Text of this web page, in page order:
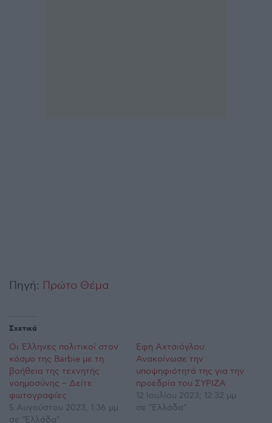
Πηγή: Πρώτο Θέμα
Σχετικά
Οι Έλληνες πολιτικοί στον
κόσμο της Barbie με τη
βοήθεια της τεχνητής
νοημοσύνης – Δείτε
φωτογραφίες
5 Αυγούστου 2023, 1:36 μμ
σε "Ελλάδα"
Έφη Αχτσιόγλου:
Ανακοίνωσε την
υποψηφιότητά της για την
προεδρία του ΣΥΡΙΖΑ
12 Ιουλίου 2023, 12:32 μμ
σε "Ελλάδα"